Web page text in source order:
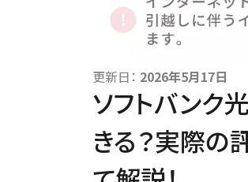
更新日： 2026年5月17日
ソフトバンク
きる？実際